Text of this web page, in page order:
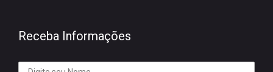
Receba Informações